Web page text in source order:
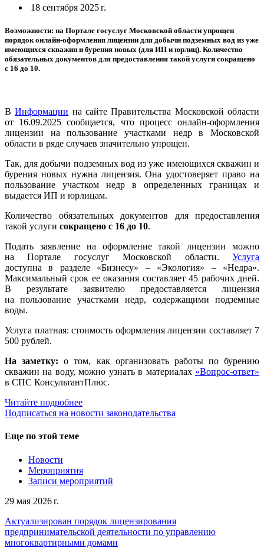
18 сентября 2025 г.
Возможности: на Портале госуслуг Московской области упрощен
порядок онлайн-оформления лицензии для добычи подземных вод из уже
имеющихся скважин и бурения новых (для ИП и юрлиц). Количество
обязательных документов для предоставления такой услуги сокращено
с 16 до 10.
ВИнформации на сайте Правительства Московской области
от 16.09.2025 сообщается, что процесс онлайн-оформления
лицензии на пользование участками недр в Московской
области в ряде случаев значительно упрощен.
Так, для добычи подземных вод из уже имеющихся скважин и
бурения новых нужна лицензия. Она удостоверяет право на
пользование участком недр в определенных границах и
выдается ИП и юрлицам.
Количество обязательных документов для предоставления
такой услуги сокращено с 16 до 10.
Подать заявление на оформление такой лицензии можно
на Портале госуслуг Московской области. Услуга
доступна в разделе «Бизнесу» – «Экология» – «Недра».
Максимальный срок ее оказания составляет 45 рабочих дней.
В результате заявителю предоставляется лицензия
на пользование участками недр, содержащими подземные
воды.
Услуга платная: стоимость оформления лицензии составляет 7
500 рублей.
На заметку: о том, как организовать работы по бурению
скважин на воду, можно узнать в материалах «Вопрос-ответ»
в СПС КонсультантПлюс.
Читайте подробнее
Подписаться на новости законодательства
Еще по этой теме
Новости
Мероприятия
Записи мероприятий
29 мая 2026 г.
Актуализирован порядок лицензирования
предпринимательской деятельности по управлению
многоквартирными домами